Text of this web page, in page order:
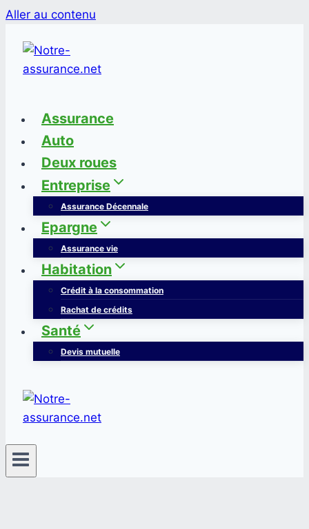
Aller au contenu
Assurance
Auto
Deux roues
Entreprise
Assurance Décennale
Epargne
Assurance vie
Habitation
Crédit à la consommation
Rachat de crédits
Santé
Devis mutuelle